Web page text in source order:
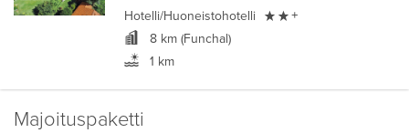
Hotelli/Huoneistohotelli  +
8 km (Funchal)
1 km
Majoituspaketti